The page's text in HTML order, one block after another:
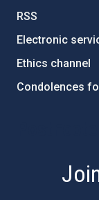
RSS
Electronic
Ethics channel
Condolences